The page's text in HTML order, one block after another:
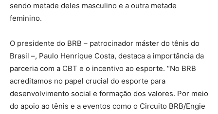
sendo metade deles masculino e a outra metade
feminino.
O presidente do BRB – patrocinador máster do tênis do
Brasil –, Paulo Henrique Costa, destaca a importância da
parceria com a CBT e o incentivo ao esporte. “No BRB
acreditamos no papel crucial do esporte para
desenvolvimento social e formação dos valores. Por meio
do apoio ao tênis e a eventos como o Circuito BRB/Engie